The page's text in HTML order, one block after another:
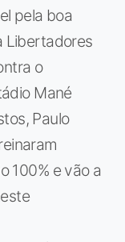
pela boa
Libertadores
o
Mané
Paulo
100% e vão a